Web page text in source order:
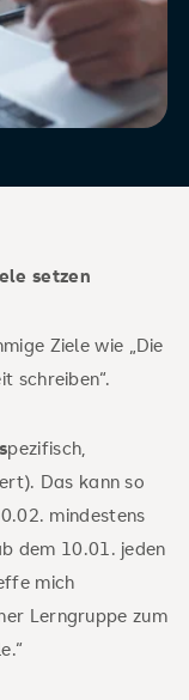
setzen
Ziele wie „Die
schreiben“.
spezifisch,
Das kann so
mindestens
dem 10.01. jeden
mich
Lerngruppe zum